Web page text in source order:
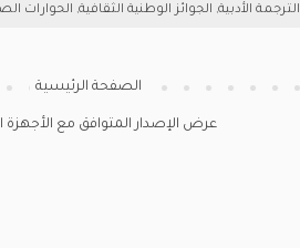
الترجمة الأدبية, الجوائز الوطنية الثقافية, الحوارات
الصفحة الرئيسية
عرض الإصدار المتوافق مع الأجهزة